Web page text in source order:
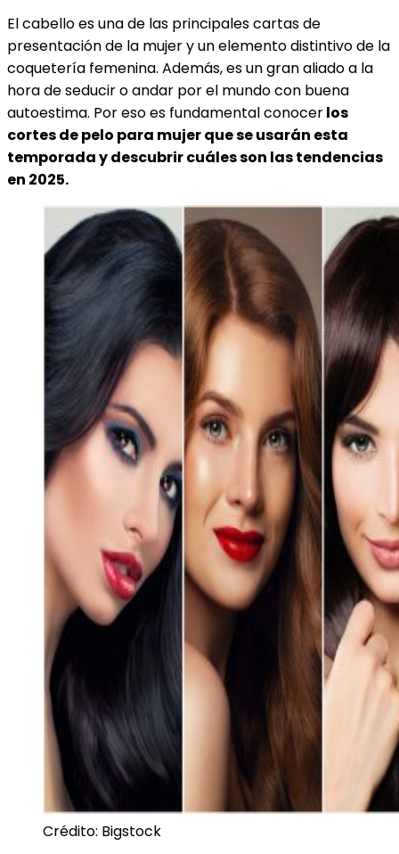
El cabello es una de las principales cartas de
presentación de la mujer y un elemento distintivo de la
coquetería femenina. Además, es un gran aliado a la
hora de seducir o andar por el mundo con buena
autoestima. Por eso es fundamental conocerlos
cortes de pelo para mujer que se usarán esta
temporada y descubrir cuáles son las tendencias
en 2025.
Crédito: Bigstock